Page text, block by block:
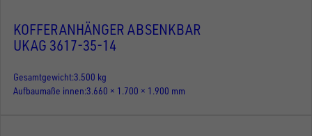
KOFFERANHÄNGER ABSENKBAR
UKAG 3617-35-14
Gesamtgewicht3.500 kg
Aufbaumaße innen 3.660 × 1.700 × 1.900 mm